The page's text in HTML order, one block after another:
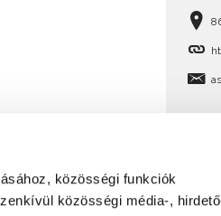
közösségi funkciók
közösségi média-,
FELTÉTELEI